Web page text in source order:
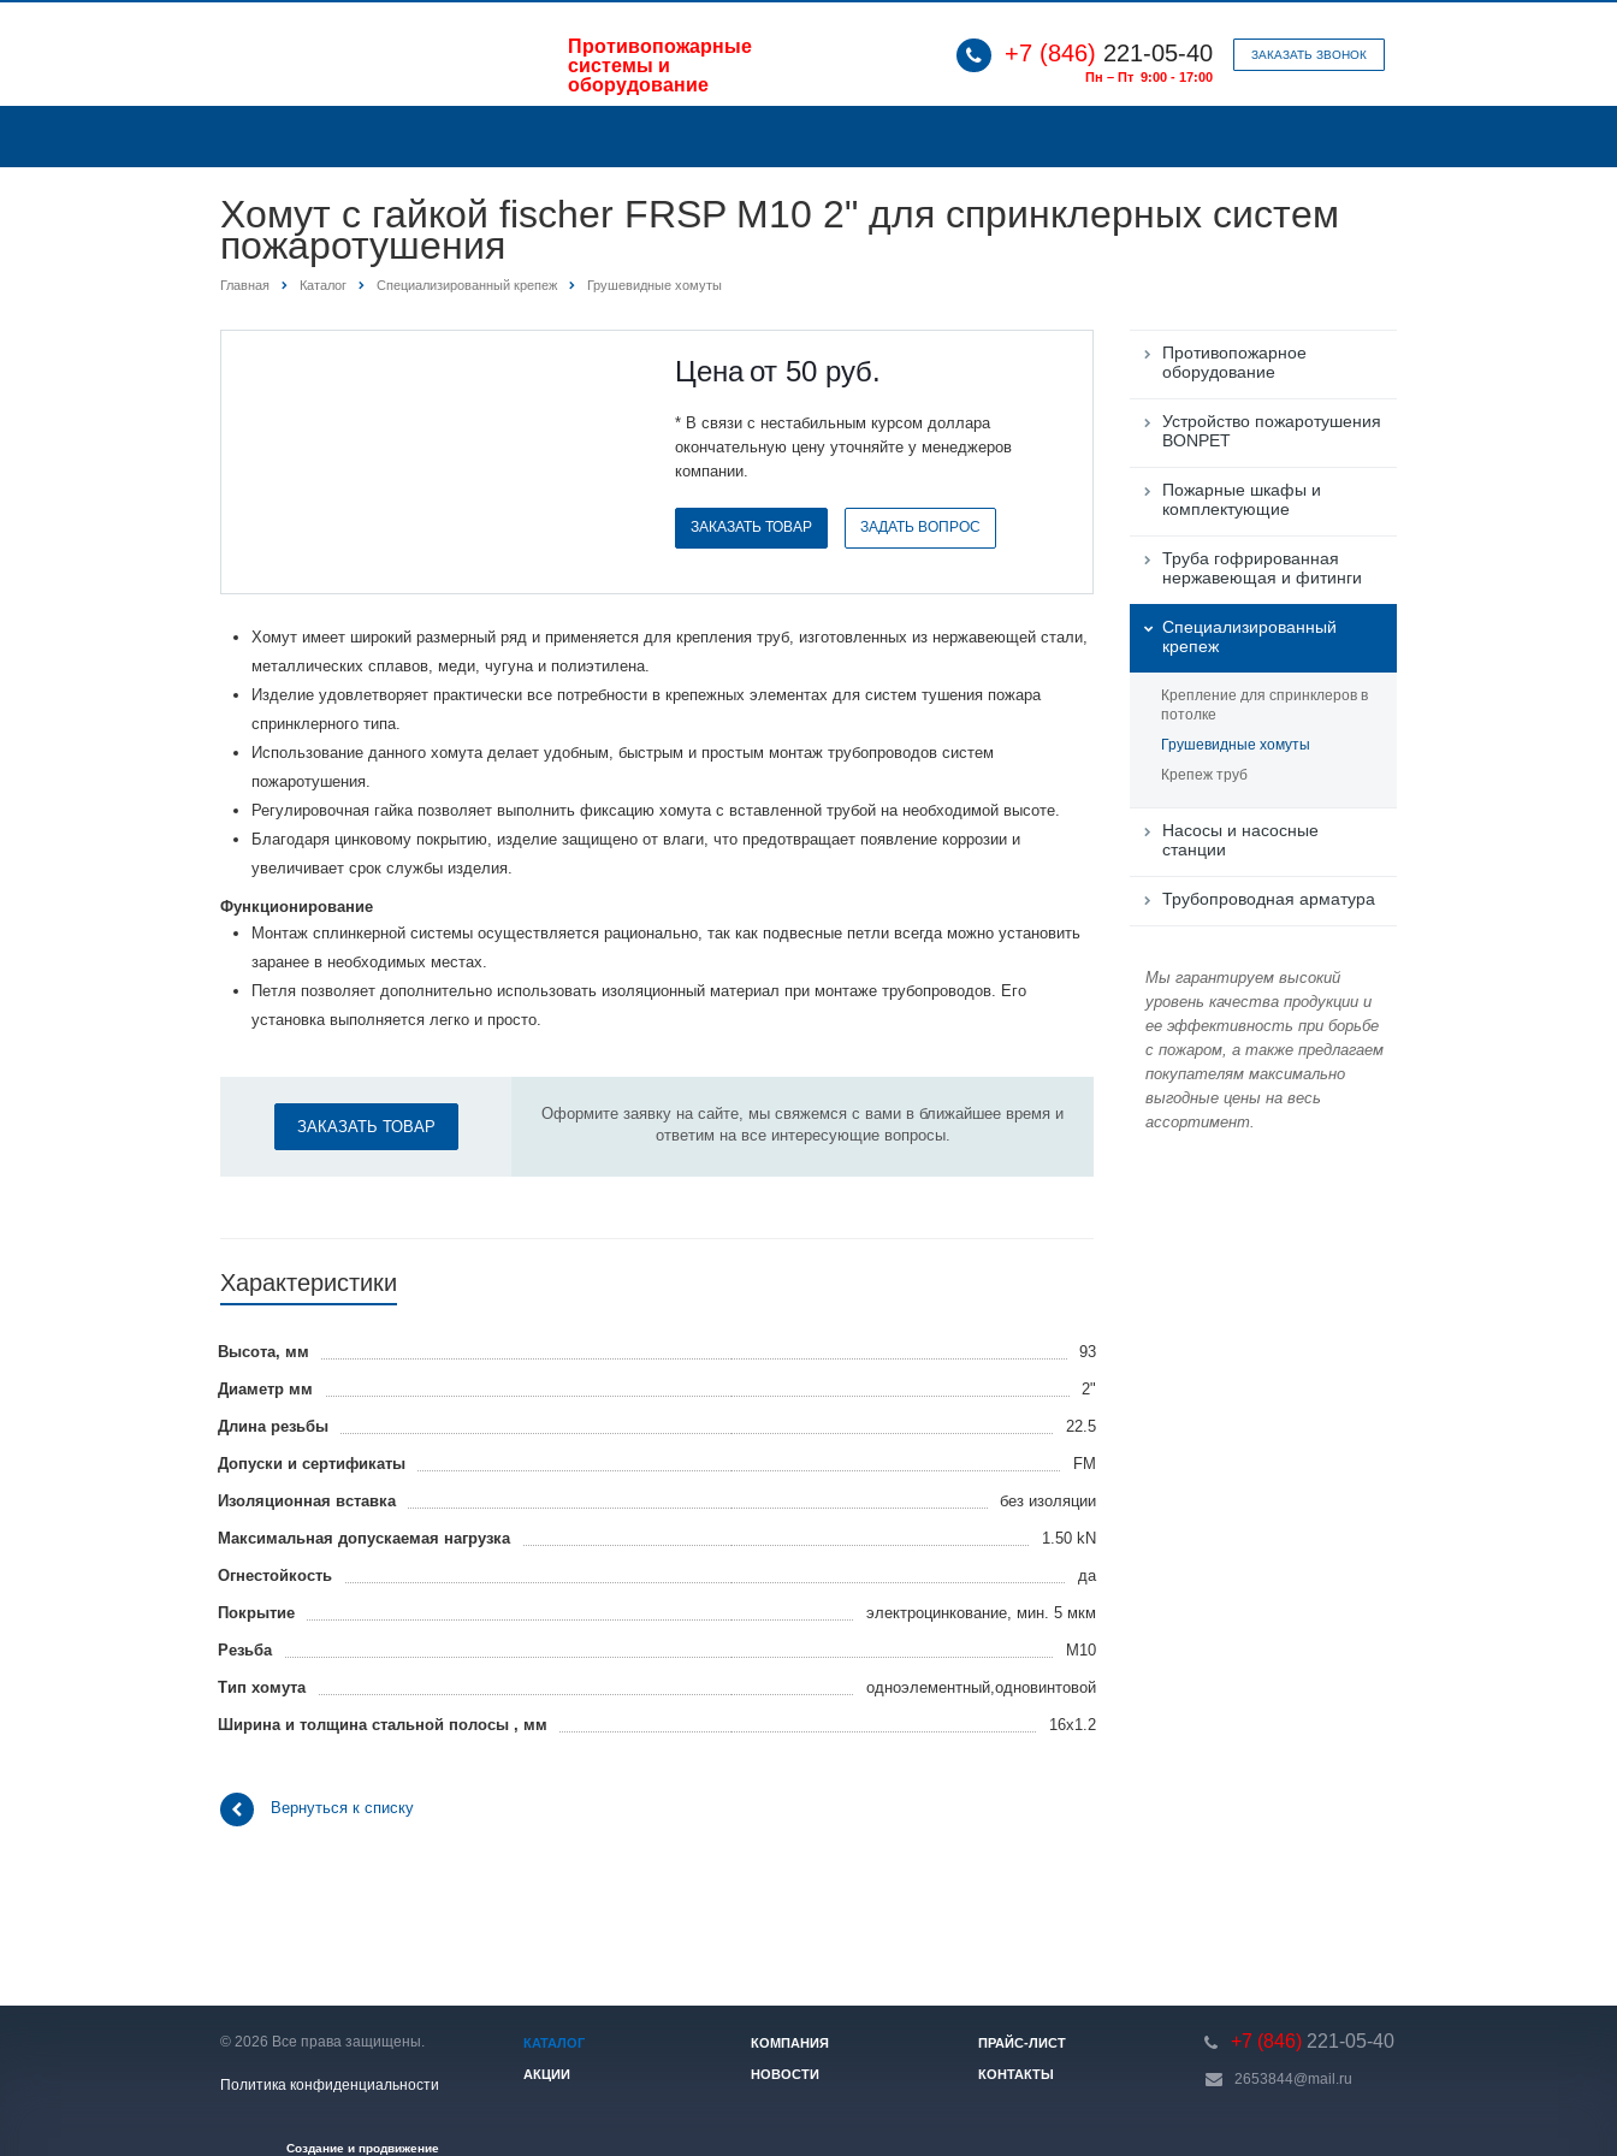
Противопожарные
системы и
оборудование
ЗАКАЗАТЬ ЗВОНОК
+7 (846) 221-05-40
Пн – Пт 9:00 - 17:00
Хомут с гайкой fischer FRSP M10 2" для спринклерных систем
пожаротушения
Главная Каталог Специализированный крепеж Грушевидные хомуты
Цена от 50 руб.
* В связи с нестабильным курсом доллара
окончательную цену уточняйте у менеджеров
компании.
ЗАКАЗАТЬ ТОВАР ЗАДАТЬ ВОПРОС
Хомут имеет широкий размерный ряд и применяется для крепления труб, изготовленных из нержавеющей стали,
металлических сплавов, меди, чугуна и полиэтилена.
Изделие удовлетворяет практически все потребности в крепежных элементах для систем тушения пожара
спринклерного типа.
Использование данного хомута делает удобным, быстрым и простым монтаж трубопроводов систем
пожаротушения.
Регулировочная гайка позволяет выполнить фиксацию хомута с вставленной трубой на необходимой высоте.
Благодаря цинковому покрытию, изделие защищено от влаги, что предотвращает появление коррозии и
увеличивает срок службы изделия.
Функционирование
Монтаж сплинкерной системы осуществляется рационально, так как подвесные петли всегда можно установить
заранее в необходимых местах.
Петля позволяет дополнительно использовать изоляционный материал при монтаже трубопроводов. Его
установка выполняется легко и просто.
ЗАКАЗАТЬ ТОВАР
Оформите заявку на сайте, мы свяжемся с вами в ближайшее время и
ответим на все интересующие вопросы.
Характеристики
Высота, мм 93
Диаметр мм 2"
Длина резьбы 22.5
Допуски и сертификаты FM
Изоляционная вставка без изоляции
Максимальная допускаемая нагрузка 1.50 kN
Огнестойкость да
Покрытие электроцинкование, мин. 5 мкм
Резьба M10
Тип хомута одноэлементный,одновинтовой
Ширина и толщина стальной полосы , мм 16x1.2
Вернуться к списку
Противопожарное
оборудование
Устройство пожаротушения
BONPET
Пожарные шкафы и
комплектующие
Труба гофрированная
нержавеющая и фитинги
Специализированный
крепеж
Крепление для спринклеров в
потолке
Грушевидные хомуты
Крепеж труб
Насосы и насосные
станции
Трубопроводная арматура
Мы гарантируем высокий
уровень качества продукции и
ее эффективность при борьбе
с пожаром, а также предлагаем
покупателям максимально
выгодные цены на весь
ассортимент.
© 2026 Все права защищены.
Политика конфиденциальности
Создание и продвижение
КАТАЛОГ КОМПАНИЯ ПРАЙС-ЛИСТ
АКЦИИ НОВОСТИ КОНТАКТЫ
+7 (846) 221-05-40
2653844@mail.ru